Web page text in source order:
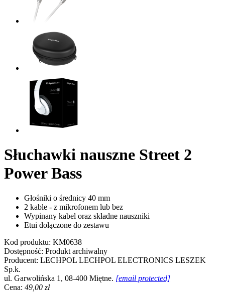
Słuchawki nauszne Street 2
Power Bass
Głośniki o średnicy 40 mm
2 kable - z mikrofonem lub bez
Wypinany kabel oraz składne nauszniki
Etui dołączone do zestawu
Kod produktu: KM0638
Dostępność: Produkt archiwalny
Producent: LECHPOL LECHPOL ELECTRONICS LESZEK
Sp.k.
ul. Garwolińska 1, 08-400 Miętne. [email protected]
Cena: 49,00 zł